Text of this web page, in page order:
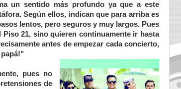
un sentido más profundo ya que a este
Según ellos, indican que para arriba es
lentos, pero seguros y muy largos. Pues
21, sino quieren continuamente ir hasta
antes de empezar cada concierto,
pues no
de